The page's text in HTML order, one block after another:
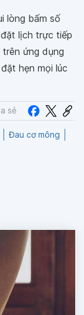
lòng bấm số
lịch trực tiếp
ứng dụng
hẹn mọi lúc
sẻ
Đau cơ mông